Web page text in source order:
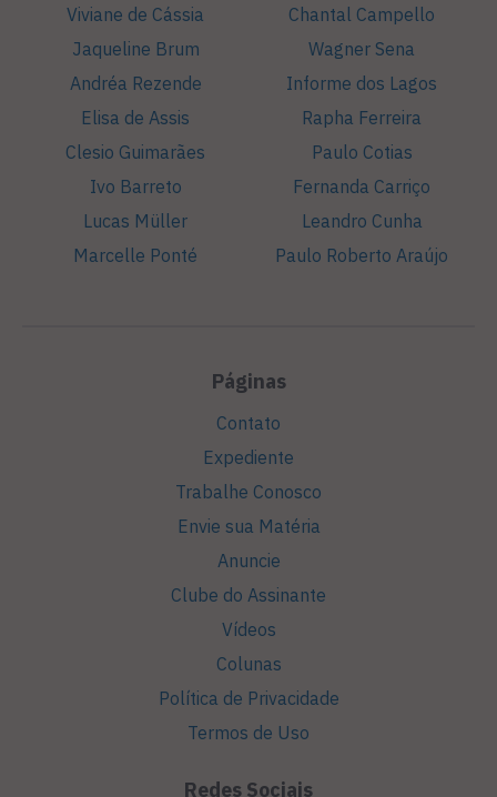
Viviane de Cássia
Jaqueline Brum
Andréa Rezende
Elisa de Assis
Clesio Guimarães
Ivo Barreto
Lucas Müller
Marcelle Ponté
Chantal Campello
Wagner Sena
Informe dos Lagos
Rapha Ferreira
Paulo Cotias
Fernanda Carriço
Leandro Cunha
Paulo Roberto Araújo
Páginas
Contato
Expediente
Trabalhe Conosco
Envie sua Matéria
Anuncie
Clube do Assinante
Vídeos
Colunas
Política de Privacidade
Termos de Uso
Redes Sociais